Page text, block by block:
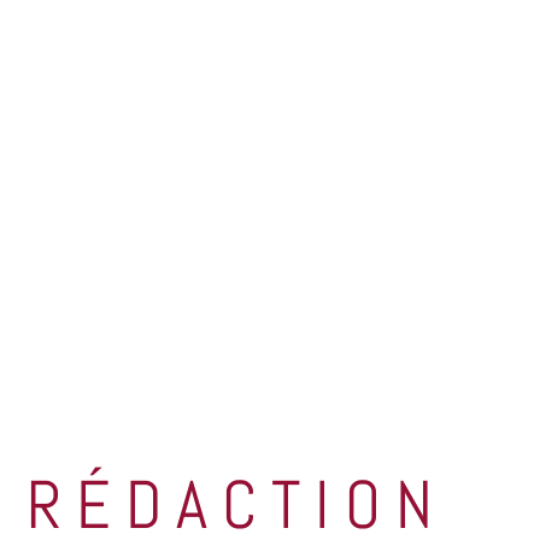
RÉDACTION